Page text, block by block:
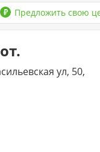
Предложить свою
ул, 50,